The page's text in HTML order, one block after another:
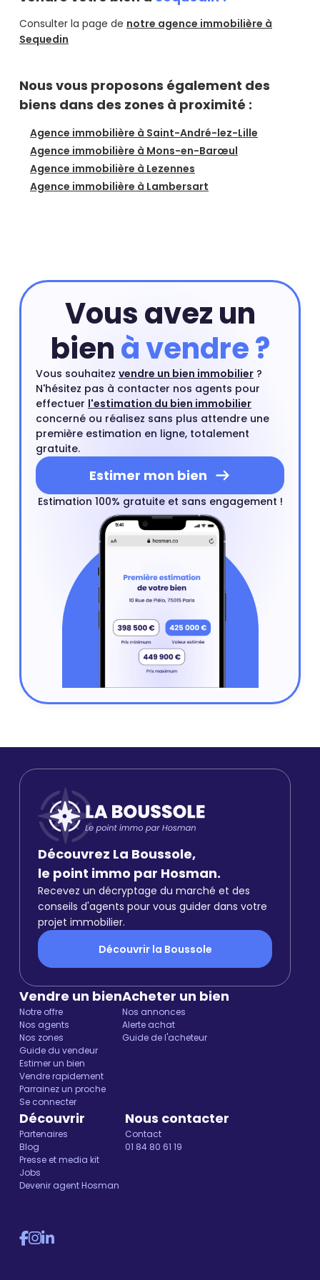
Consulter la page de notre agence immobilière à
Sequedin
Nous vous proposons également des
biens dans des zones à proximité :
Agence immobilière à Saint-André-lez-Lille
Agence immobilière à Mons-en-Barœul
Agence immobilière à Lezennes
Agence immobilière à Lambersart
Vous avez un
bienà vendre ?
Vous souhaitez vendre un bien immobilier ?
N'hésitez pas à contacter nos agents pour
effectuer l'estimation du bien immobilier
concerné ou réalisez sans plus attendre une
première estimation en ligne, totalement
gratuite.
Estimer mon bien
Estimation 100% gratuite et sans engagement !
Découvrez La Boussole,
le point immo par Hosman.
Recevez un décryptage du marché et des
conseils d'agents pour vous guider dans votre
projet immobilier.
Découvrir la Boussole
Vendre un bien
Notre offre
Nos agents
Nos zones
Guide du vendeur
Estimer un bien
Vendre rapidement
Parrainez un proche
Se connecter
Acheter un bien
Nos annonces
Alerte achat
Guide de l'acheteur
Découvrir
Partenaires
Blog
Presse et media kit
Jobs
Devenir agent Hosman
Nous contacter
Contact
01 84 80 61 19